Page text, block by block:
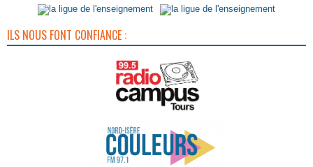
ILS NOUS FONT CONFIANCE :